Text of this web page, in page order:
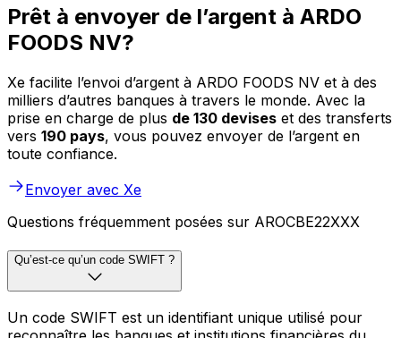
Prêt à envoyer de l’argent à ARDO
FOODS NV?
Xe facilite l’envoi d’argent à ARDO FOODS NV et à des
milliers d’autres banques à travers le monde. Avec la
prise en charge de plus de 130 devises et des transferts
vers 190 pays, vous pouvez envoyer de l’argent en
toute confiance.
Envoyer avec Xe
Questions fréquemment posées sur AROCBE22XXX
Qu’est-ce qu’un code SWIFT ?
Un code SWIFT est un identifiant unique utilisé pour